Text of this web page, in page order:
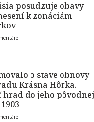
posudzuje obavy
k zonáciám
o stave obnovy
Krásna Hôrka.
hrad do jeho pôvodnej